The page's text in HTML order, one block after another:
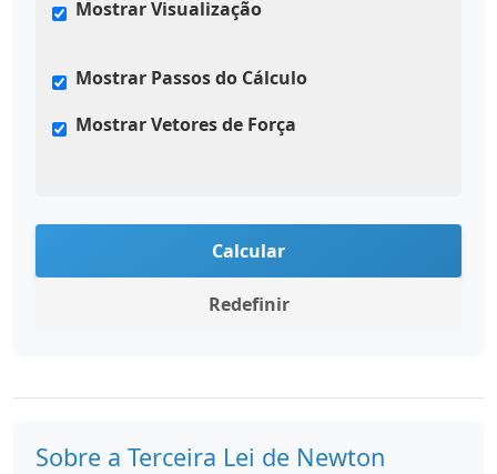
Mostrar Visualização
Mostrar Passos do Cálculo
Mostrar Vetores de Força
Calcular
Redefinir
Sobre a Terceira Lei de Newton